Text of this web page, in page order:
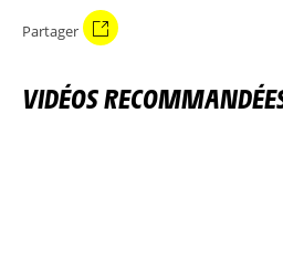
Partager
VIDÉOS